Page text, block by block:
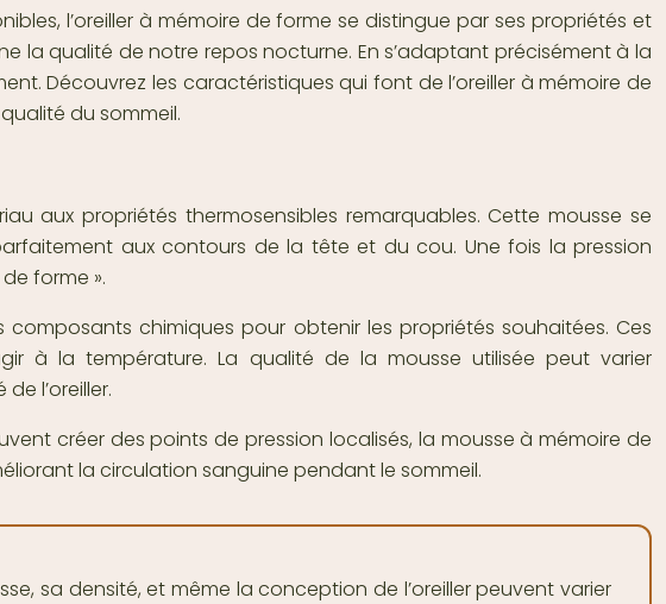
l’oreiller à mémoire de forme se distingue par ses propriétés et
la qualité de notre repos nocturne. En s’adaptant précisément à la
Découvrez les caractéristiques qui font de l’oreiller à mémoire de
du sommeil.
aux propriétés thermosensibles remarquables. Cette mousse se
aux contours de la tête et du cou. Une fois la pression
forme ».
chimiques pour obtenir les propriétés souhaitées. Ces
à la température. La qualité de la mousse utilisée peut varier
l’oreiller.
créer des points de pression localisés, la mousse à mémoire de
la circulation sanguine pendant le sommeil.
sa densité, et même la conception de l’oreiller peuvent varier